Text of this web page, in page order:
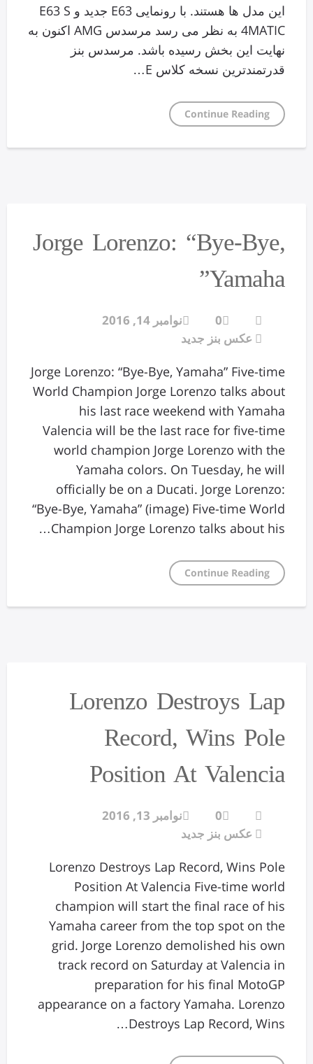
این مدل ها هستند. با رونمایی E63 جدید و E63 S
4MATIC به نظر می رسد مرسدس AMG اکنون به
نهایت این بخش رسیده باشد. مرسدس بنز
قدرتمندترین نسخه کلاس E…
Continue Reading
Jorge Lorenzo: “Bye-Bye,
Yamaha”
0
نوامبر 14, 2016
عکس بنز جدید
Jorge Lorenzo: “Bye-Bye, Yamaha” Five-time
World Champion Jorge Lorenzo talks about
his last race weekend with Yamaha
Valencia will be the last race for five-time
world champion Jorge Lorenzo with the
Yamaha colors. On Tuesday, he will
officially be on a Ducati. Jorge Lorenzo:
“Bye-Bye, Yamaha” (image) Five-time World
Champion Jorge Lorenzo talks about his…
Continue Reading
Lorenzo Destroys Lap
Record, Wins Pole
Position At Valencia
0
نوامبر 13, 2016
عکس بنز جدید
Lorenzo Destroys Lap Record, Wins Pole
Position At Valencia Five-time world
champion will start the final race of his
Yamaha career from the top spot on the
grid. Jorge Lorenzo demolished his own
track record on Saturday at Valencia in
preparation for his final MotoGP
appearance on a factory Yamaha. Lorenzo
Destroys Lap Record, Wins…